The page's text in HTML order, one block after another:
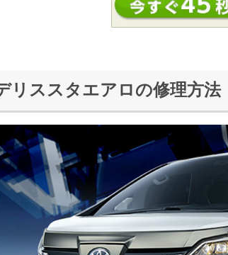
リススタエアロの修理方法